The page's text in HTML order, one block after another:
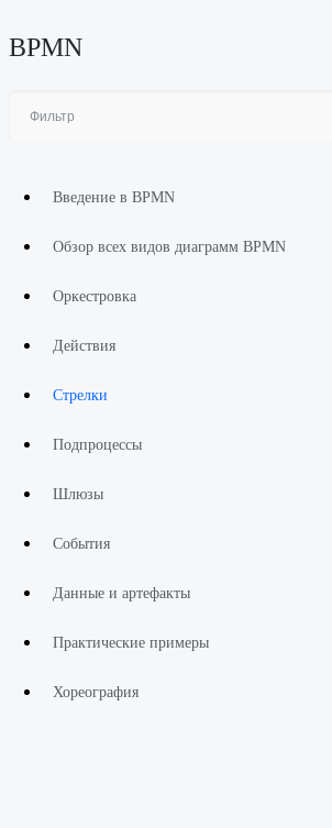
BPMN
Введение в BPMN
Обзор всех видов диаграмм BPMN
Оркестровка
Действия
Стрелки
Подпроцессы
Шлюзы
События
Данные и артефакты
Практические примеры
Хореография